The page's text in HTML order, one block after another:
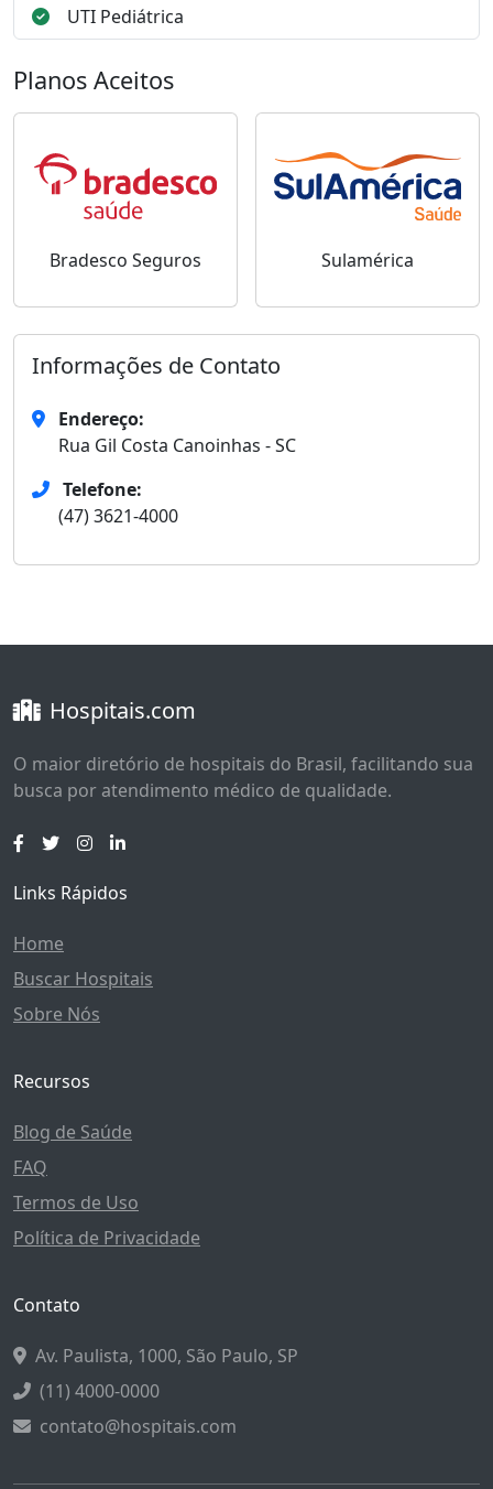
UTI Pediátrica
Planos Aceitos
Bradesco Seguros Sulamérica
Informações de Contato
Endereço:
Rua Gil Costa Canoinhas - SC
Telefone:
(47) 3621-4000
Hospitais.com
O maior diretório de hospitais do Brasil, facilitando sua
busca por atendimento médico de qualidade.
Links Rápidos
Home
Buscar Hospitais
Sobre Nós
Recursos
Blog de Saúde
FAQ
Termos de Uso
Política de Privacidade
Contato
Av. Paulista, 1000, São Paulo, SP
(11) 4000-0000
contato@hospitais.com